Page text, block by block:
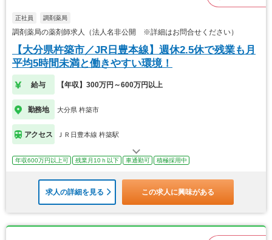
正社員 調剤薬局
調剤薬局の薬剤師求人（法人名非公開 ※詳細はお問合せください）
【大分県杵築市／JR日豊本線】週休2.5休で残業も月
平均5時間未満と働きやすい環境！
給与 【年収】300万円～600万円以上
勤務地 大分県 杵築市
アクセス ＪＲ日豊本線 杵築駅
年収600万円以上可 残業月10ｈ以下 車通勤可 積極採用中
求人の詳細を見る この求人に興味がある